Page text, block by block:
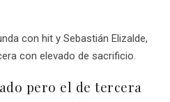
con hit y Sebastián Elizalde,
con elevado de sacrificio.
pero el de tercera